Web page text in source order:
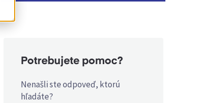
Potrebujete pomoc?
Nenašli ste odpoveď, ktorú
hľadáte?